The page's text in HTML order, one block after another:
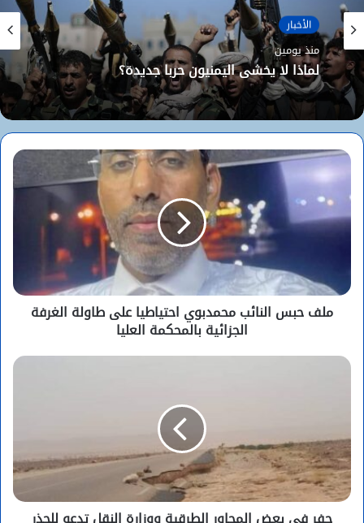
الأخبار
منذ يومين
لماذا لا يخشى اليمنيون حربا جديدة؟
ملف حبس النائب محمدبوي احتياطيا على طاولة الغرفة
الجزائية بالمحكمة العليا